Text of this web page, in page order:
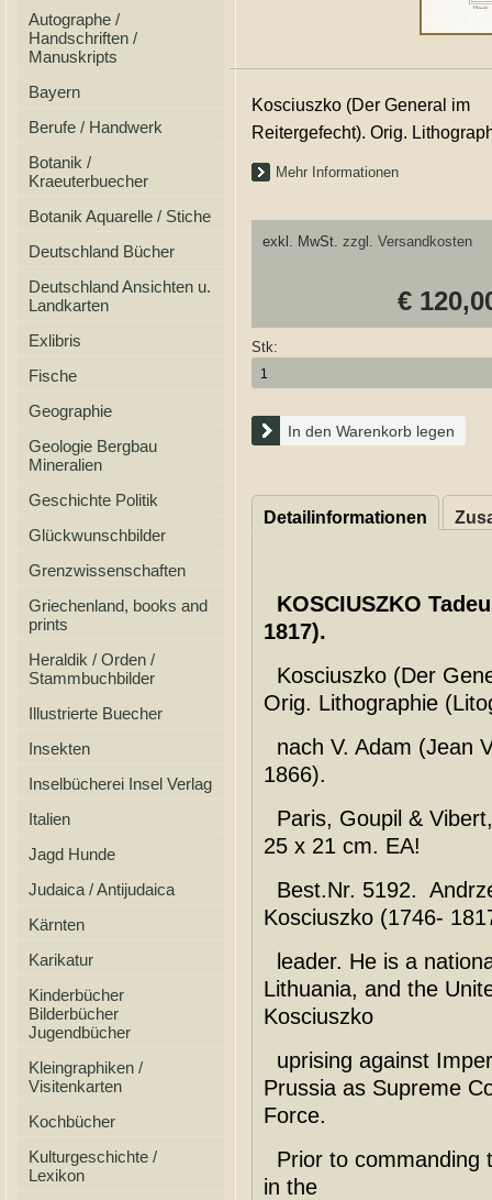
Autographe /
Handschriften /
Manuskripts
Bayern
Berufe / Handwerk
Botanik /
Kraeuterbuecher
Botanik Aquarelle / Stiche
Deutschland Bücher
Deutschland Ansichten u.
Landkarten
Exlibris
Fische
Geographie
Geologie Bergbau
Mineralien
Geschichte Politik
Glückwunschbilder
Grenzwissenschaften
Griechenland, books and
prints
Heraldik / Orden /
Stammbuchbilder
Illustrierte Buecher
Insekten
Inselbücherei Insel Verlag
Italien
Jagd Hunde
Judaica / Antijudaica
Kärnten
Karikatur
Kinderbücher
Bilderbücher
Jugendbücher
Kleingraphiken /
Visitenkarten
Kochbücher
Kulturgeschichte /
Lexikon
Kosciuszko (Der General im
Reitergefecht). Orig.
Mehr Informationen
exkl. MwSt. zzgl. Versandkosten
€
Stk:
In den Warenkorb legen
Detailinformationen
KOSCIUSZKO
1817).
Kosciuszko (Der
Orig. Lithographie
nach V. Adam (Jean
1866).
Paris, Goupil &
25 x 21 cm. EA!
Best.Nr. 5192.
Kosciuszko (1746-
leader. He is a
Lithuania, and the
Kosciuszko
uprising against
Prussia as Supreme
Force.
Prior to commanding
in the